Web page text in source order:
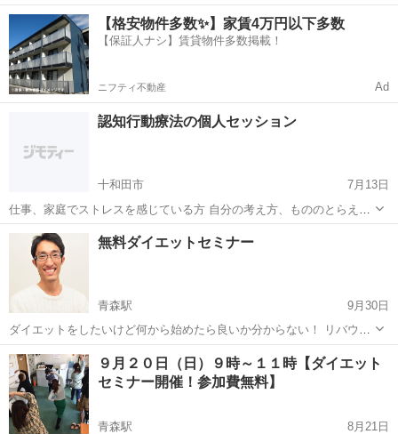
はない 谷川 俊太郎 今、流している涙があるとすれば
それは 深い喜びの海に向かう途中 今、痛みを感じているとすれば そ
れ...
青森 弘前市 弘前駅 その他 オーラ
【格安物件多数✨】家賃4万円以下多数
【保証人ナシ】賃貸物件多数掲載！
ニフティ不動産 Ad
認知行動療法の個人セッション
十和田市
7月13日
仕事、家庭でストレスを感じている方 自分の考え方、もののとらえ方
を変えたい方 認知行動療法を中心とした個人セッションを行います 本
業があるため時間やクライアント様のニーズなどが合致した際に引き
受けさせていただきます...
青森 十和田市 その他 セッション
無料ダイエットセミナー
青森駅
9月30日
ダイエットをしたいけど何から始めたら良いか分からない！ リバウン
ドを繰り返してばかり。 運動する機会がない！ 健康診断の結果
が・・・ そんなあなたのためダイエットセミナーを開催します。 この
セミナーであなたのお...
青森 青森市 青森駅 その他 ドリンク
９月２０日（日）９時～１１時【ダイエット
セミナー開催！参加費無料】
青森駅
8月21日